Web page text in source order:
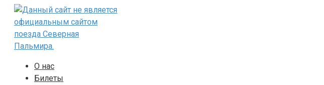
Перейти
контенту
О нас
Билеты